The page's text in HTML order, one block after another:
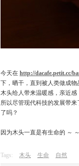
今天在 http://dacafe.petit.cc/
下，晒干，直到被人类做成物
木头给人带来温暖感，亲近感
所以尽管现代科技的发展带
了吗？
因为木头一直是有生命的 ～
Tags: 木头 生命 自然